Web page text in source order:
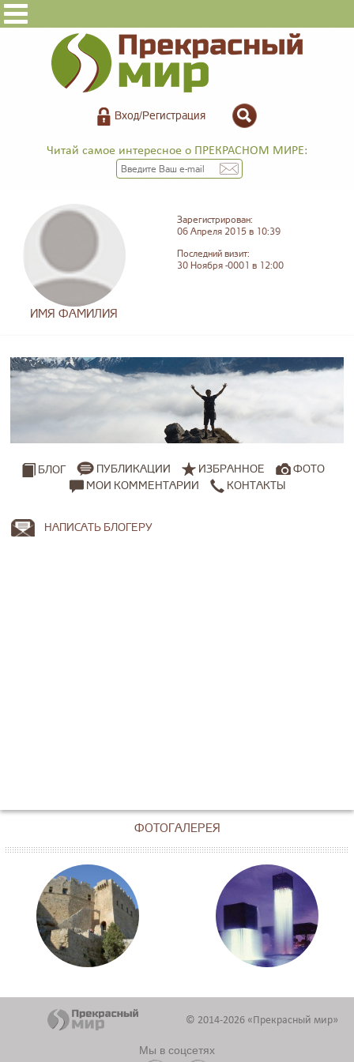
Вход/Регистрация
Читай самое интересное о ПРЕКРАСНОМ МИРЕ:
ИМЯ ФАМИЛИЯ
Зарегистрирован:
06 Апреля 2015 в 10:39
Последний визит:
30 Ноября -0001 в 12:00
БЛОГ ПУБЛИКАЦИИ ИЗБРАННОЕ
ФОТО
МОИ КОММЕНТАРИИ
КОНТАКТЫ
НАПИСАТЬ БЛОГЕРУ
ФОТОГАЛЕРЕЯ
© 2014-2026 «Прекрасный мир»
Мы в соцсетях